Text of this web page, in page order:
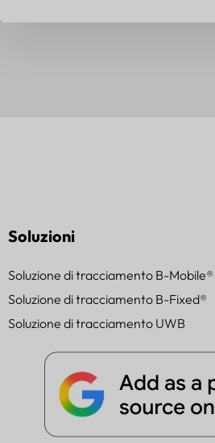
Soluzioni
Soluzione di tracciamento B-Mobile®
Soluzione di tracciamento B-Fixed®
Soluzione di tracciamento UWB